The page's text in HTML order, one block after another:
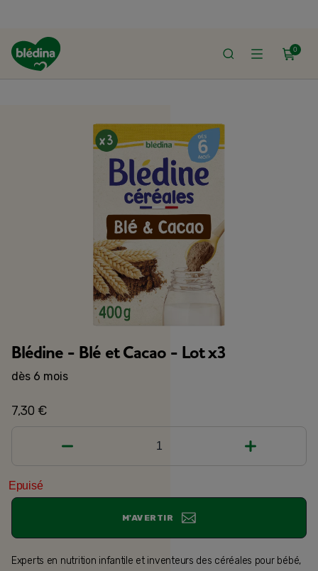
0
ACCUEIL
Blédine - Blé et Cacao - Lot x3
dès 6 mois
7,30 €
1
Epuisé
M'AVERTIR
Experts en nutrition infantile et inventeurs des céréales pour bébé,